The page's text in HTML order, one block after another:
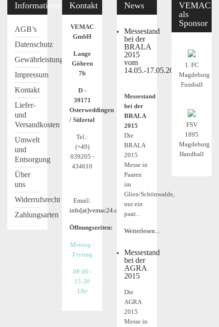
Informationen
AGB’s
Datenschutz
Gewährleistung
Impressum
Kontakt
Liefer-
und
Versandkosten
Umwelt
und
Entsorgung
Über
uns
Widerrufsrecht
Zahlungsarten
Kontakt
VEMAC
GmbH
Lange
Göhren
7b
D -
39171
Osterweddingen
/ Sülzetal
Tel.:
(+49)
039205 -
434610
Email:
info[at]vemac24.com
Öffnungszeiten:
Montag -
Freitag
08:00 -
15:30
Uhr
News
Messestand
bei der
BRALA
2015
vom
14.05.-17.05.2015
Messestand
bei der
BRALA
2015
Die
BRALA
2015
Messe in
Paaren
im
Glien/Schönwalde,
nur ein
paar...
Weiterlesen...
Messestand
bei der
AGRA
2015
Die
AGRA
2015
Messe in
VEMAC
als
Sponsor
1. FC
Magdeburg
Fussball
FSV
1895
Magdeburg
Handball